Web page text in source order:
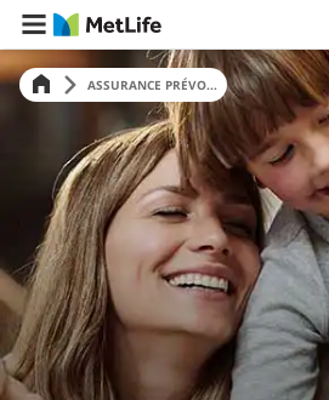
ASSURANCE PRÉVO...